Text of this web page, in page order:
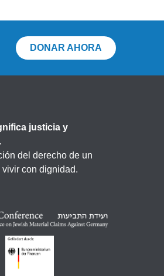
DONAR AHORA
justicia y
del derecho de un
con dignidad.